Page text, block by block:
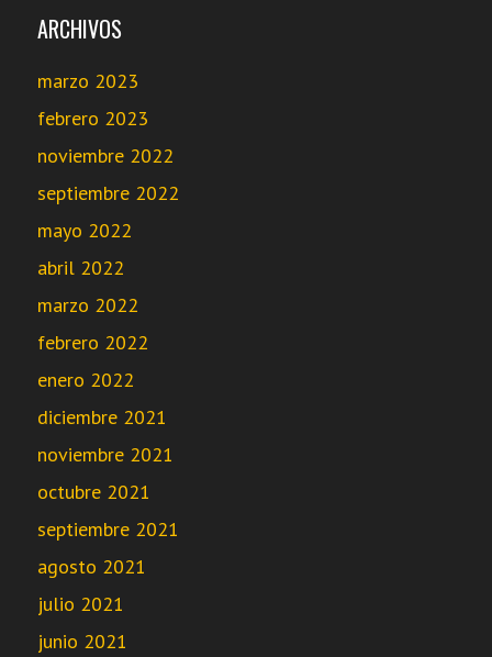
ARCHIVOS
marzo 2023
febrero 2023
noviembre 2022
septiembre 2022
mayo 2022
abril 2022
marzo 2022
febrero 2022
enero 2022
diciembre 2021
noviembre 2021
octubre 2021
septiembre 2021
agosto 2021
julio 2021
junio 2021